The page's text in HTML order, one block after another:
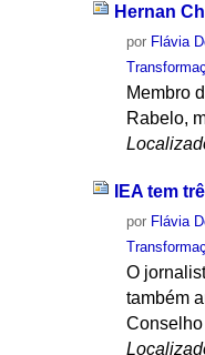
Hernan
por Flávia
Membro
Rabelo,
IEA tem
por Flávia
O
também